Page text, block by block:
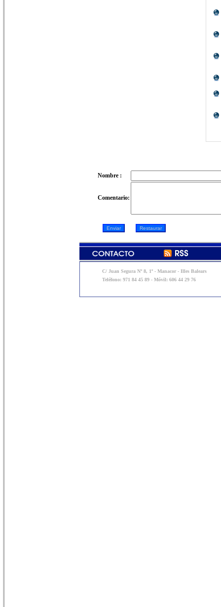
Nombre :
Comentario:
C/ Juan Segura Nº 8, 1º - Manacor - Illes Balears
Teléfono: 971 84 45 89 - Móvil: 606 44 29 76